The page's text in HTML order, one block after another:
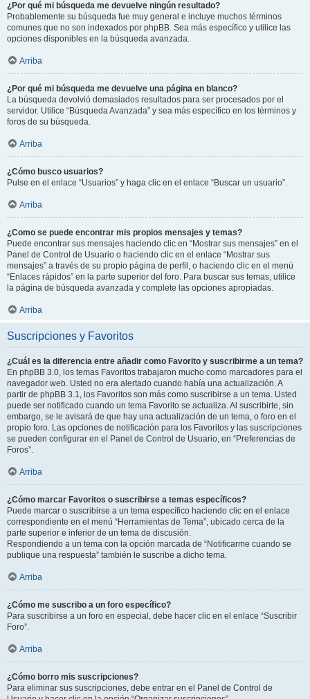
¿Por qué mi búsqueda me devuelve ningún resultado?
Probablemente su búsqueda fue muy general e incluye muchos términos
comunes que no son indexados por phpBB. Sea más específico y utilice las
opciones disponibles en la búsqueda avanzada.
Arriba
¿Por qué mi búsqueda me devuelve una página en blanco?
La búsqueda devolvió demasiados resultados para ser procesados por el
servidor. Utilice “Búsqueda Avanzada” y sea más específico en los términos y
foros de su búsqueda.
Arriba
¿Cómo busco usuarios?
Pulse en el enlace “Usuarios” y haga clic en el enlace “Buscar un usuario”.
Arriba
¿Como se puede encontrar mis propios mensajes y temas?
Puede encontrar sus mensajes haciendo clic en “Mostrar sus mensajes” en el
Panel de Control de Usuario o haciendo clic en el enlace “Mostrar sus
mensajes” a través de su propio página de perfil, o haciendo clic en el menú
“Enlaces rápidos” en la parte superior del foro. Para buscar sus temas, utilice
la página de búsqueda avanzada y complete las opciones apropiadas.
Arriba
Suscripciones y Favoritos
¿Cuál es la diferencia entre añadir como Favorito y suscribirme a un tema?
En phpBB 3.0, los temas Favoritos trabajaron mucho como marcadores para el
navegador web. Usted no era alertado cuando había una actualización. A
partir de phpBB 3.1, los Favoritos son más como suscribirse a un tema. Usted
puede ser notificado cuando un tema Favorito se actualiza. Al suscribirte, sin
embargo, se le avisará de que hay una actualización de un tema, o foro en el
propio foro. Las opciones de notificación para los Favoritos y las suscripciones
se pueden configurar en el Panel de Control de Usuario, en “Preferencias de
Foros”.
Arriba
¿Cómo marcar Favoritos o suscribirse a temas específicos?
Puede marcar o suscribirse a un tema específico haciendo clic en el enlace
correspondiente en el menú “Herramientas de Tema”, ubicado cerca de la
parte superior e inferior de un tema de discusión.
Respondiendo a un tema con la opción marcada de “Notificarme cuando se
publique una respuesta” también le suscribe a dicho tema.
Arriba
¿Cómo me suscribo a un foro específico?
Para suscribirse a un foro en especial, debe hacer clic en el enlace “Suscribir
Foro”.
Arriba
¿Cómo borro mis suscripciones?
Para eliminar sus suscripciones, debe entrar en el Panel de Control de